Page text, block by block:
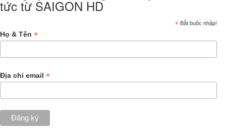
tức từ SAIGON HD
* Bắt buộc nhập!
Họ & Tên *
Địa chỉ email *